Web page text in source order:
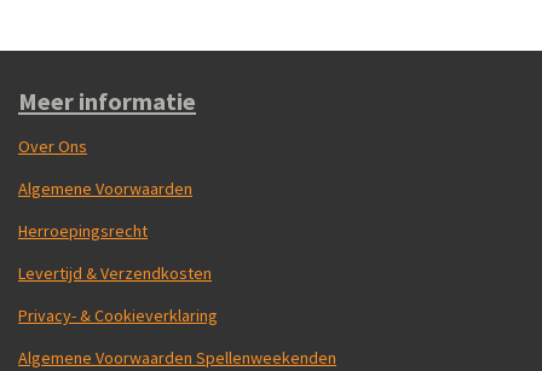
Meer informatie
Over Ons
Algemene Voorwaarden
Herroepingsrecht
Levertijd & Verzendkosten
Privacy- & Cookieverklaring
Algemene Voorwaarden Spellenweekenden